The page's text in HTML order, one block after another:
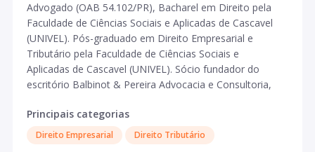
Advogado (OAB 54.102/PR), Bacharel em Direito pela
Faculdade de Ciências Sociais e Aplicadas de Cascavel
(UNIVEL). Pós-graduado em Direito Empresarial e
Tributário pela Faculdade de Ciências Sociais e
Aplicadas de Cascavel (UNIVEL). Sócio fundador do
escritório Balbinot & Pereira Advocacia e Consultoria,
Principais categorias
Direito Empresarial Direito Tributário